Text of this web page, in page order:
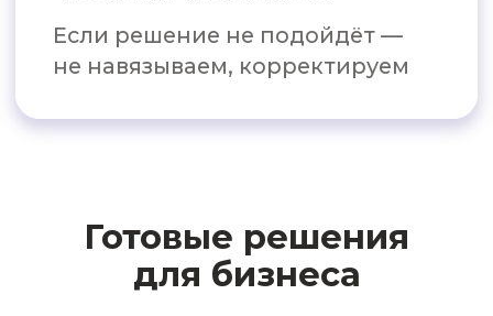
холодильные решения
для вашего бизнеса
Cooling-Unit-54 —